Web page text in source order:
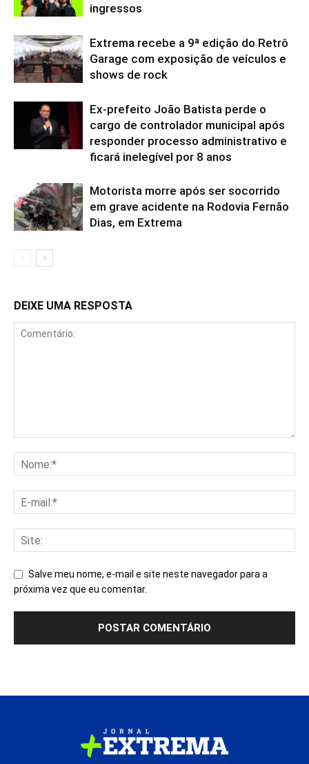
ingressos
Extrema recebe a 9ª edição do Retrô
Garage com exposição de veículos e
shows de rock
Ex-prefeito João Batista perde o
cargo de controlador municipal após
responder processo administrativo e
ficará inelegível por 8 anos
Motorista morre após ser socorrido
em grave acidente na Rodovia Fernão
Dias, em Extrema
DEIXE UMA RESPOSTA
Salve meu nome, e-mail e site neste navegador para a
próxima vez que eu comentar.